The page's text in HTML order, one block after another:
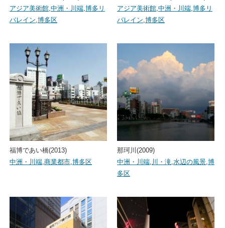
アジア美術館,中洲・川端,博多リ
バレイン,博多区
アジア美術館,中洲・川端,博多リ
バレイン,博多区
福博であい橋(2013)
中洲・川端,商業都市,博多区
那珂川(2009)
中洲・川端, 川・滝,水辺の風景,博
多区